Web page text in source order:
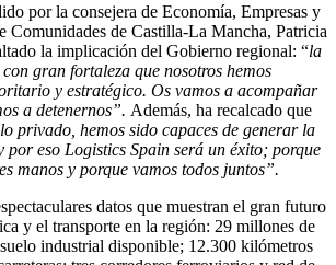
por la consejera de Economía, Empresas y
Comunidades de Castilla-La Mancha, Patricia
la implicación del Gobierno regional: “la
gran fortaleza que nosotros hemos
y estratégico. Os vamos a acompañar
a detenernos”. Además, ha recalcado que
privado, hemos sido capaces de generar la
por eso Logistics Spain será un éxito; porque
manos y porque vamos todos juntos”.
datos que muestran el gran futuro
y el transporte en la región: 29 millones de
industrial disponible; 12.300 kilómetros